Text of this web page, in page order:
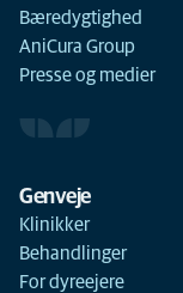
Bæredygtighed
AniCura Group
Presse og medier
Genveje
Klinikker
Behandlinger
For dyreejere